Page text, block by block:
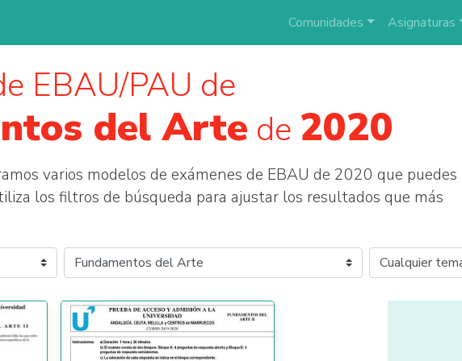
Comunidades Asignaturas
EBAU/PAU de
del Arte de 2020
varios modelos de exámenes de EBAU de 2020 que puedes
los filtros de búsqueda para ajustar los resultados que más